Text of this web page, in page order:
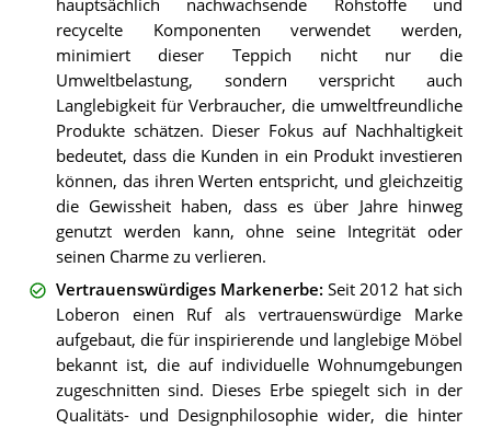
hauptsächlich nachwachsende Rohstoffe und
recycelte Komponenten verwendet werden,
minimiert dieser Teppich nicht nur die
Umweltbelastung, sondern verspricht auch
Langlebigkeit für Verbraucher, die umweltfreundliche
Produkte schätzen. Dieser Fokus auf Nachhaltigkeit
bedeutet, dass die Kunden in ein Produkt investieren
können, das ihren Werten entspricht, und gleichzeitig
die Gewissheit haben, dass es über Jahre hinweg
genutzt werden kann, ohne seine Integrität oder
seinen Charme zu verlieren.
Vertrauenswürdiges Markenerbe:Seit 2012 hat sich
Loberon einen Ruf als vertrauenswürdige Marke
aufgebaut, die für inspirierende und langlebige Möbel
bekannt ist, die auf individuelle Wohnumgebungen
zugeschnitten sind. Dieses Erbe spiegelt sich in der
Qualitäts- und Designphilosophie wider, die hinter